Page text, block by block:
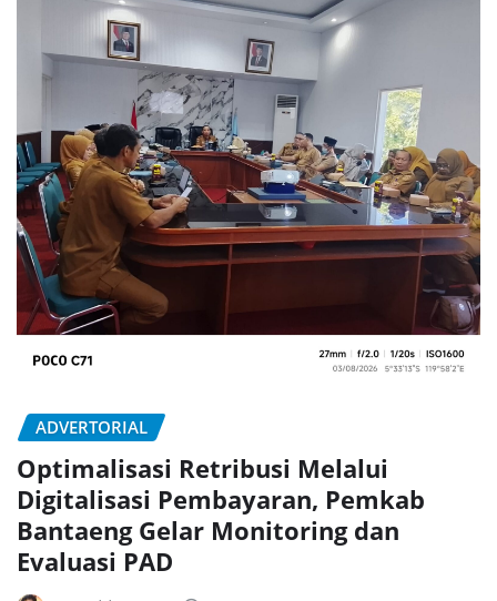
ADVERTORIAL
Optimalisasi Retribusi Melalui
Digitalisasi Pembayaran, Pemkab
Bantaeng Gelar Monitoring dan
Evaluasi PAD